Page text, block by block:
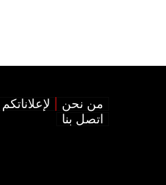
من نحن لإعلاناتكم
اتصل بنا